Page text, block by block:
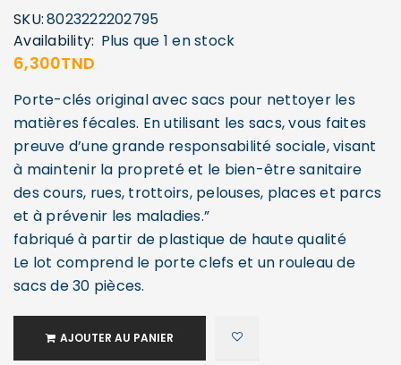
SKU:8023222202795
Availability: Plus que 1 en stock
6,300TND
Porte-clés original avec sacs pour nettoyer les
matières fécales. En utilisant les sacs, vous faites
preuve d’une grande responsabilité sociale, visant
à maintenir la propreté et le bien-être sanitaire
des cours, rues, trottoirs, pelouses, places et parcs
et à prévenir les maladies.”
fabriqué à partir de plastique de haute qualité
Le lot comprend le porte clefs et un rouleau de
sacs de 30 pièces.
AJOUTER AU PANIER